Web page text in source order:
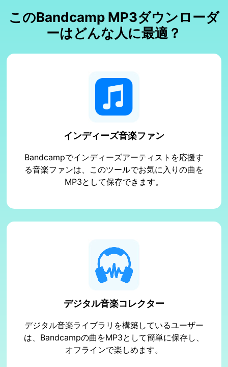
このBandcamp MP3ダウンローダ
ーはどんな人に最適？
インディーズ音楽ファン
Bandcampでインディーズアーティストを応援す
る音楽ファンは、このツールでお気に入りの曲を
MP3として保存できます。
デジタル音楽コレクター
デジタル音楽ライブラリを構築しているユーザー
は、Bandcampの曲をMP3として簡単に保存し、
オフラインで楽しめます。